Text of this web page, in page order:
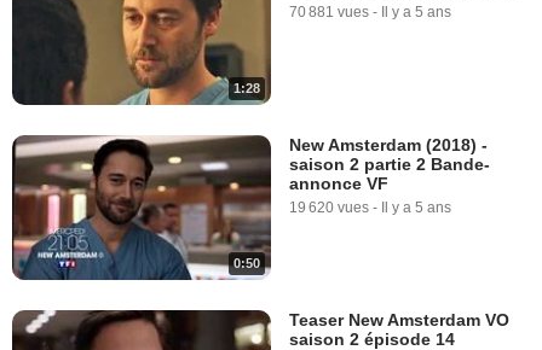
1:28
70 881 vues - Il y a 5 ans
0:50
New Amsterdam (2018) -
saison 2 partie 2 Bande-
annonce VF
19 620 vues - Il y a 5 ans
Teaser New Amsterdam VO
saison 2 épisode 14